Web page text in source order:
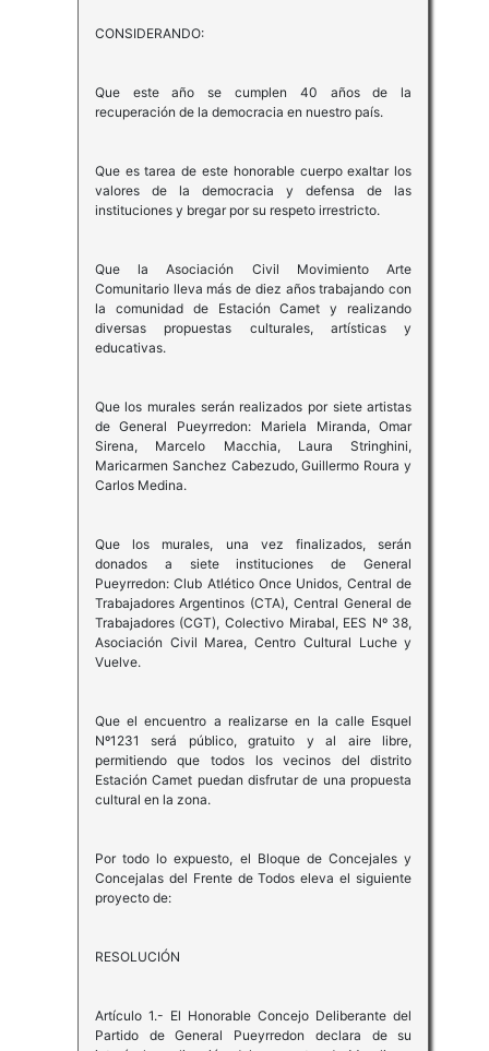
CONSIDERANDO:
Que este año se cumplen 40 años de la
recuperación de la democracia en nuestro país.
Que es tarea de este honorable cuerpo exaltar los
valores de la democracia y defensa de las
instituciones y bregar por su respeto irrestricto.
Que la Asociación Civil Movimiento Arte
Comunitario lleva más de diez años trabajando con
la comunidad de Estación Camet y realizando
diversas propuestas culturales, artísticas y
educativas.
Que los murales serán realizados por siete artistas
de General Pueyrredon: Mariela Miranda, Omar
Sirena, Marcelo Macchia, Laura Stringhini,
Maricarmen Sanchez Cabezudo, Guillermo Roura y
Carlos Medina.
Que los murales, una vez finalizados, serán
donados a siete instituciones de General
Pueyrredon: Club Atlético Once Unidos, Central de
Trabajadores Argentinos (CTA), Central General de
Trabajadores (CGT), Colectivo Mirabal, EES Nº 38,
Asociación Civil Marea, Centro Cultural Luche y
Vuelve.
Que el encuentro a realizarse en la calle Esquel
Nº1231 será público, gratuito y al aire libre,
permitiendo que todos los vecinos del distrito
Estación Camet puedan disfrutar de una propuesta
cultural en la zona.
Por todo lo expuesto, el Bloque de Concejales y
Concejalas del Frente de Todos eleva el siguiente
proyecto de:
RESOLUCIÓN
Artículo 1.- El Honorable Concejo Deliberante del
Partido de General Pueyrredon declara de su